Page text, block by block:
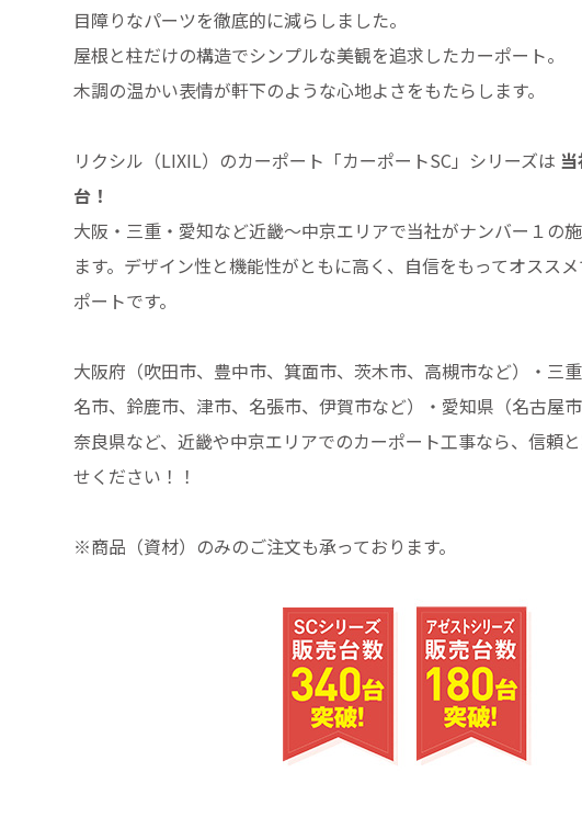
目障りなパーツを徹底的に減らしました。
屋根と柱だけの構造でシンプルな美観を追求したカーポート。
木調の温かい表情が軒下のような心地よさをもたらします。
リクシル（LIXIL）のカーポート「カーポートSC」シリーズは
台！
大阪・三重・愛知など近畿～中京エリアで当社がナンバー１の
ます。デザイン性と機能性がともに高く、自信をもってオスス
ポートです。
大阪府（吹田市、豊中市、箕面市、茨木市、高槻市など）・三
名市、鈴鹿市、津市、名張市、伊賀市など）・愛知県（名古屋
奈良県など、近畿や中京エリアでのカーポート工事なら、信頼
せください！！
※商品（資材）のみのご注文も承っております。